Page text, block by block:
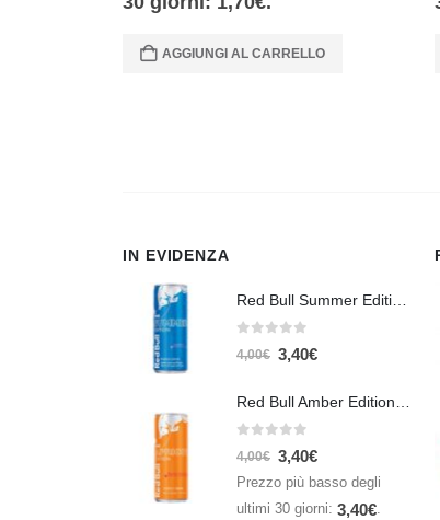
AGGIUNGI AL CARRELLO
IN EVIDENZA
Red Bull Summer Edition Juneberry 250 ml
4,00€ 3,40€
Red Bull Amber Edition Apricot Strawberry 250ml – Energy Drink Albicocca e Fragola
4,00€ 3,40€
Prezzo più basso degli
ultimi 30 giorni: 3,40€